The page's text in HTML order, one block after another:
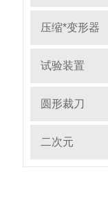
压缩*变形器
试验装置
圆形裁刀
二次元